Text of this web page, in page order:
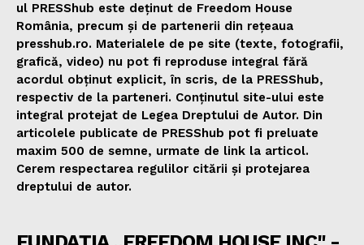
ul PRESShub este deținut de Freedom House
România, precum și de partenerii din rețeaua
presshub.ro. Materialele de pe site (texte, fotografii,
grafică, video) nu pot fi reproduse integral fără
acordul obținut explicit, în scris, de la PRESShub,
respectiv de la parteneri. Conținutul site-ului este
integral protejat de Legea Dreptului de Autor. Din
articolele publicate de PRESShub pot fi preluate
maxim 500 de semne, urmate de link la articol.
Cerem respectarea regulilor citării și protejarea
dreptului de autor.